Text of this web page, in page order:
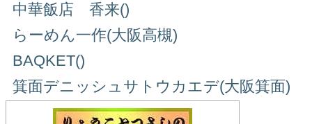
中華飯店 香来()
らーめん一作(大阪高槻)
BAQKET()
箕面デニッシュサトウカエデ(大阪箕面)